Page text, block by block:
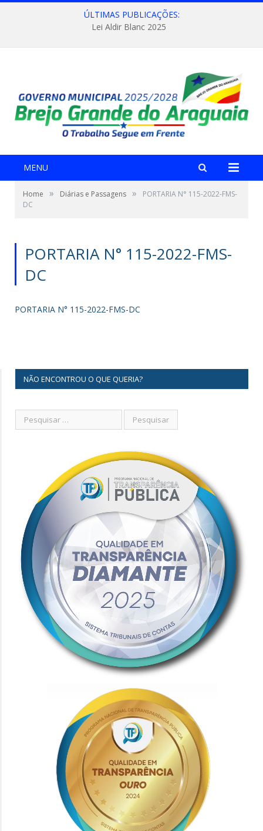
ÚLTIMAS PUBLICAÇÕES:
Lei Aldir Blanc 2025
MENU
Home » Diárias e Passagens »
PORTARIA N° 115-2022-FMS-
DC
PORTARIA N° 115-2022-FMS-
DC
PORTARIA N° 115-2022-FMS-DC
NÃO ENCONTROU O QUE QUERIA?